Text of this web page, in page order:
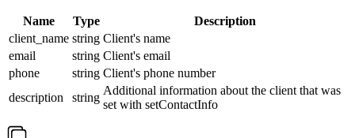
Name Type
Description
client_name string Client's name
email
string Client's email
phone
string Client's phone number
description
string
Additional information about the client that was
set with setContactInfo